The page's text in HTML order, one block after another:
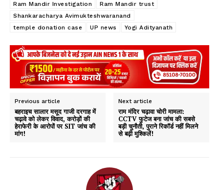
Ram Mandir Investigation
Ram Mandir trust
Shankaracharya Avimukteshwaranand
temple donation case
UP news Yogi Adityanath
Previous article
बहराइच सालार मसूद गाजी दरगाह में
चढ़ावे को लेकर विवाद, करोड़ों की
हेराफेरी के आरोपों पर SIT जांच की
मांग!
Next article
राम मंदिर चढ़ावा चोरी मामला:
CCTV फुटेज बना जांच की सबसे
बड़ी चुनौती, पुराने रिकॉर्ड नहीं मिलने
से बढ़ी मुश्किलें!